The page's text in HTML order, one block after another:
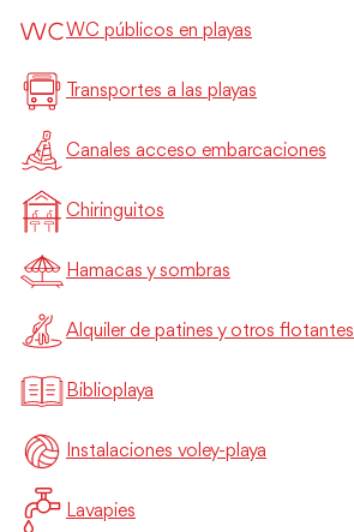
WC públicos en playas
Transportes a las playas
Canales acceso embarcaciones
Chiringuitos
Hamacas y sombras
Alquiler de patines y otros flotantes
Biblioplaya
Instalaciones voley-playa
Lavapies